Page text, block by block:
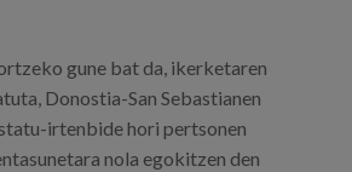
gune bat da, ikerketaren
Donostia-San Sebastianen
irtenbide hori pertsonen
nola egokitzen den